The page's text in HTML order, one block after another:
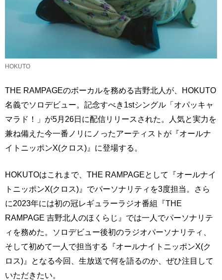
HOKUTO
THE RAMPAGEのボーカルを務める吉野北人が、HOKUTO
名義でソロデビュー。記念すべき1stシングル「オパッキャ
マラド！」が5月26日に配信リリースされた。人気と実力を
兼ね備えた今一番ノリにノったアーティストが『オールナ
イトニッポンX(クロス)』に登場する。
HOKUTOはこれまで、THE RAMPAGEとして『オールナイ
トニッポンX(クロス)』でパーソナリティを3度担当。さら
に2023年には初の冠レギュラーラジオ番組『THE
RAMPAGE 吉野北人のほくらじ』では一人でパーソナリテ
ィを務めた。ソロデビュー後初のラジオパーソナリティ、
そして初めて一人で担当する『オールナイトニッポンX(ク
ロス)』となる今回、生放送で何を語るのか、ぜひ注目して
いただきたい。